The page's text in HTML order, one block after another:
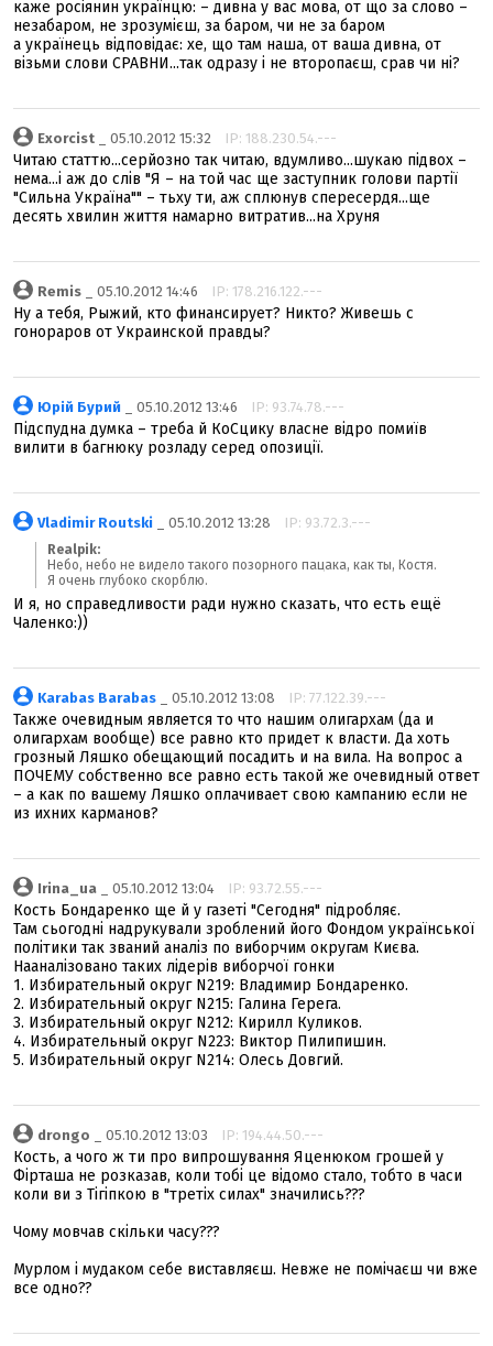
каже росіянин українцю: – дивна у вас мова, от що за слово –
незабаром, не зрозумієш, за баром, чи не за баром
а українець відповідає: хе, що там наша, от ваша дивна, от
візьми слови СРАВНИ...так одразу і не второпаєш, срав чи ні?
Exorcist _ 05.10.2012 15:32 IP: 188.230.54.---
Читаю статтю...серйозно так читаю, вдумливо...шукаю підвох –
нема...і аж до слів "Я – на той час ще заступник голови партії
"Сильна Україна"" – тьху ти, аж сплюнув спересердя...ще
десять хвилин життя намарно витратив...на Хруня
Remis _ 05.10.2012 14:46 IP: 178.216.122.---
Ну а тебя, Рыжий, кто финансирует? Никто? Живешь с
гонораров от Украинской правды?
Юрій Бурий _ 05.10.2012 13:46 IP: 93.74.78.---
Підспудна думка – треба й КоСцику власне відро помиїв
вилити в багнюку розладу серед опозиції.
Vladimir Routski _ 05.10.2012 13:28 IP: 93.72.3.---
Realpik:
Небо, небо не видело такого позорного пацака, как ты, Костя.
Я очень глубоко скорблю.
И я, но справедливости ради нужно сказать, что есть ещё
Чаленко:))
Karabas Barabas _ 05.10.2012 13:08 IP: 77.122.39.---
Также очевидным является то что нашим олигархам (да и
олигархам вообще) все равно кто придет к власти. Да хоть
грозный Ляшко обещающий посадить и на вила. На вопрос а
ПОЧЕМУ собственно все равно есть такой же очевидный ответ
– а как по вашему Ляшко оплачивает свою кампанию если не
из ихних карманов?
Irina_ua _ 05.10.2012 13:04 IP: 93.72.55.---
Кость Бондаренко ще й у газеті "Сегодня" підробляє.
Там сьогодні надрукували зроблений його Фондом української
політики так званий аналіз по виборчим округам Києва.
Нааналізовано таких лідерів виборчої гонки
1. Избирательный округ N219: Владимир Бондаренко.
2. Избирательный округ N215: Галина Герега.
3. Избирательный округ N212: Кирилл Куликов.
4. Избирательный округ N223: Виктор Пилипишин.
5. Избирательный округ N214: Олесь Довгий.
drongo _ 05.10.2012 13:03 IP: 194.44.50.---
Кость, а чого ж ти про випрошування Яценюком грошей у
Фірташа не розказав, коли тобі це відомо стало, тобто в часи
коли ви з Тігіпкою в "третіх силах" значились???
Чому мовчав скільки часу???
Мурлом і мудаком себе виставляєш. Невже не помічаєш чи вже
все одно??